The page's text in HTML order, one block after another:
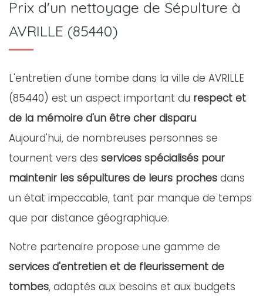
Prix d'un nettoyage de Sépulture à
AVRILLE (85440)
L'entretien d'une tombe dans la ville de AVRILLE
(85440) est un aspect important du respect et
de la mémoire d'un être cher disparu.
Aujourd'hui, de nombreuses personnes se
tournent vers des services spécialisés pour
maintenir les sépultures de leurs proches dans
un état impeccable, tant par manque de temps
que par distance géographique.
Notre partenaire propose une gamme de
services d'entretien et de fleurissement de
tombes, adaptés aux besoins et aux budgets